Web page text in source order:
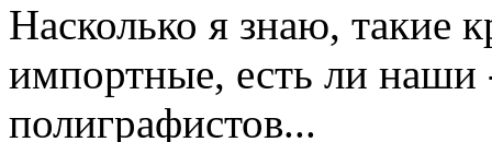
Насколько я знаю, такие
импортные, есть ли наши
полиграфистов...